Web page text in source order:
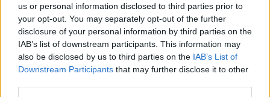
us or personal information disclosed to third parties prior to
your opt-out. You may separately opt-out of the further
disclosure of your personal information by third parties on the
IAB’s list of downstream participants. This information may
also be disclosed by us to third parties on the IAB’s List of
Downstream Participants that may further disclose it to other
Feliratkozom a hírlevélre és elfogadom azadatvédelmi
szabályzatot!
FELIRATKOZÁS